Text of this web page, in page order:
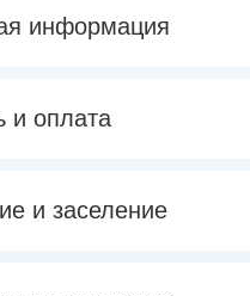
информация
и оплата
и заселение